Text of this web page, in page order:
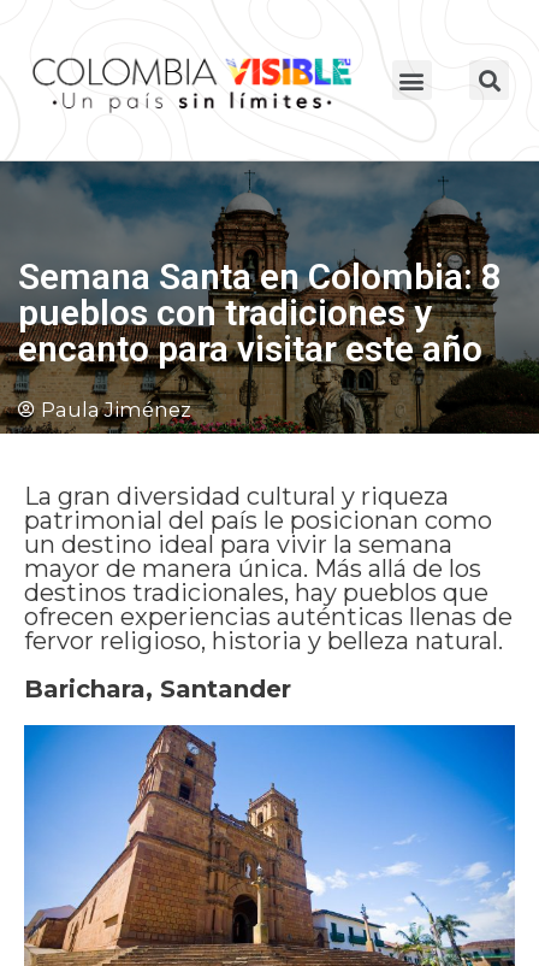
Semana Santa en Colombia: 8
pueblos con tradiciones y
encanto para visitar este año
Paula Jiménez
La gran diversidad cultural y riqueza
patrimonial del país le posicionan como
un destino ideal para vivir la semana
mayor de manera única. Más allá de los
destinos tradicionales, hay pueblos que
ofrecen experiencias auténticas llenas de
fervor religioso, historia y belleza natural.
Barichara, Santander